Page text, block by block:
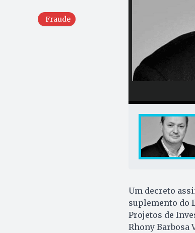
Fraude
Um decreto
suplemento do
Projetos de
Rhony Barbosa